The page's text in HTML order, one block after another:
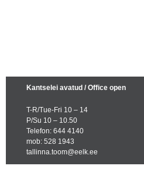
Kantselei avatud / Office open
T-R/Tue-Fri 10 – 14
P/Su 10 – 10.50
Telefon: 644 4140
mob: 528 1943
tallinna.toom@eelk.ee